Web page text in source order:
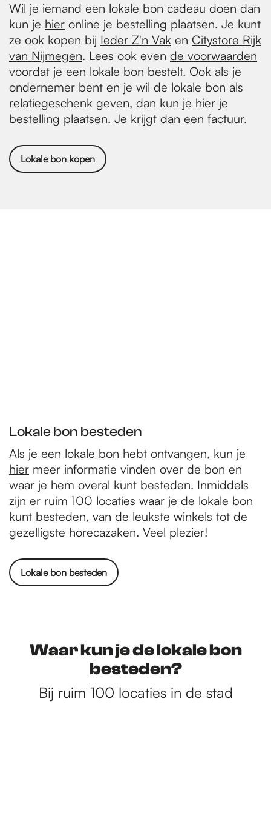
Wil je iemand een lokale bon cadeau doen dan
kun je hier online je bestelling plaatsen. Je kunt
ze ook kopen bij Ieder Z'n Vak en Citystore Rijk
van Nijmegen. Lees ook even de voorwaarden
voordat je een lokale bon bestelt. Ook als je
ondernemer bent en je wil de lokale bon als
relatiegeschenk geven, dan kun je hier je
bestelling plaatsen. Je krijgt dan een factuur.
Lokale bon kopen
Lokale bon besteden
Als je een lokale bon hebt ontvangen, kun je
hier meer informatie vinden over de bon en
waar je hem overal kunt besteden. Inmiddels
zijn er ruim 100 locaties waar je de lokale bon
kunt besteden, van de leukste winkels tot de
gezelligste horecazaken. Veel plezier!
Lokale bon besteden
Waar kun je de lokale bon
besteden?
Bij ruim 100 locaties in de stad